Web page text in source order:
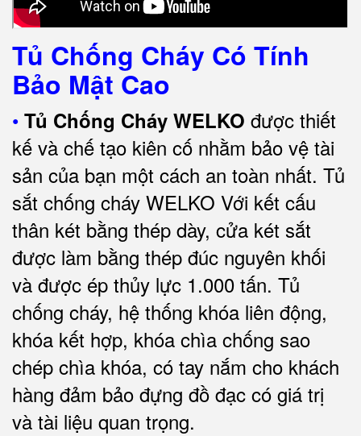
Tủ Chống Cháy Có Tính
Bảo Mật Cao
• Tủ Chống Cháy WELKO được thiết
kế và chế tạo kiên cố nhằm bảo vệ tài
sản của bạn một cách an toàn nhất. Tủ
sắt chống cháy WELKO Với kết cấu
thân két bằng thép dày, cửa két sắt
được làm bằng thép đúc nguyên khối
và được ép thủy lực 1.000 tấn. Tủ
chống cháy, hệ thống khóa liên động,
khóa kết hợp, khóa chìa chống sao
chép chìa khóa, có tay nắm cho khách
hàng đảm bảo đựng đồ đạc có giá trị
và tài liệu quan trọng.